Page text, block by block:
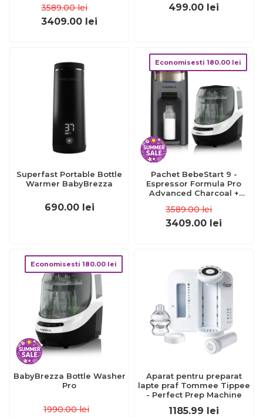
3589.00 lei
3409.00 lei
UNV1001
499.00 lei
Superfast Portable Bottle
Warmer BabyBrezza
690.00 lei
Economisesti 180.00 lei
Pachet BebeStart 9 -
Espressor Formula Pro
Advanced Charcoal +
3589.00 lei
3409.00 lei
Economisesti 180.00 lei
BabyBrezza Bottle Washer
Pro
1990.00 lei
Aparat pentru preparat
lapte praf Tommee Tippee
- Perfect Prep Machine
1185.99 lei